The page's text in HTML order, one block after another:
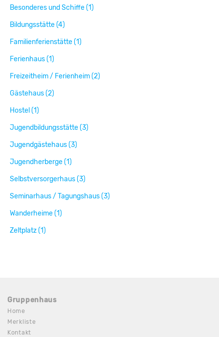
Besonderes und Schiffe (1)
Bildungsstätte (4)
Familienferienstätte (1)
Ferienhaus (1)
Freizeitheim / Ferienheim (2)
Gästehaus (2)
Hostel (1)
Jugendbildungsstätte (3)
Jugendgästehaus (3)
Jugendherberge (1)
Selbstversorgerhaus (3)
Seminarhaus / Tagungshaus (3)
Wanderheime (1)
Zeltplatz (1)
Gruppenhaus
Home
Merkliste
Kontakt